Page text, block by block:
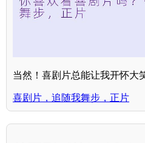
当然！喜剧片总能让我开怀大
喜剧片，追随我舞步，正片